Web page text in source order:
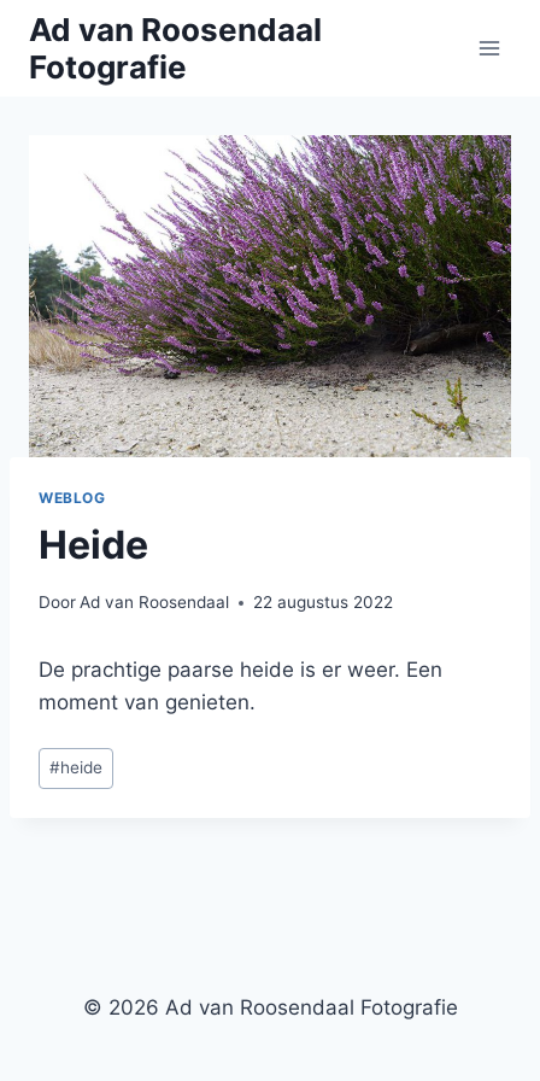
Doorgaan
naar
inhoud
Ad van Roosendaal
Fotografie
WEBLOG
Heide
DoorAd van Roosendaal 22 augustus 2022
De prachtige paarse heide is er weer. Een
moment van genieten.
Bericht
tags:
#heide
© 2026 Ad van Roosendaal Fotografie